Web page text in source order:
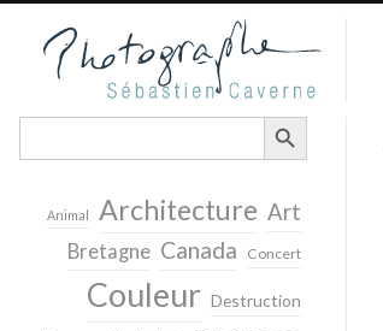
Search
SEARCH BUTTON
Animal Architecture Art
Bretagne Canada Concert
Couleur Destruction